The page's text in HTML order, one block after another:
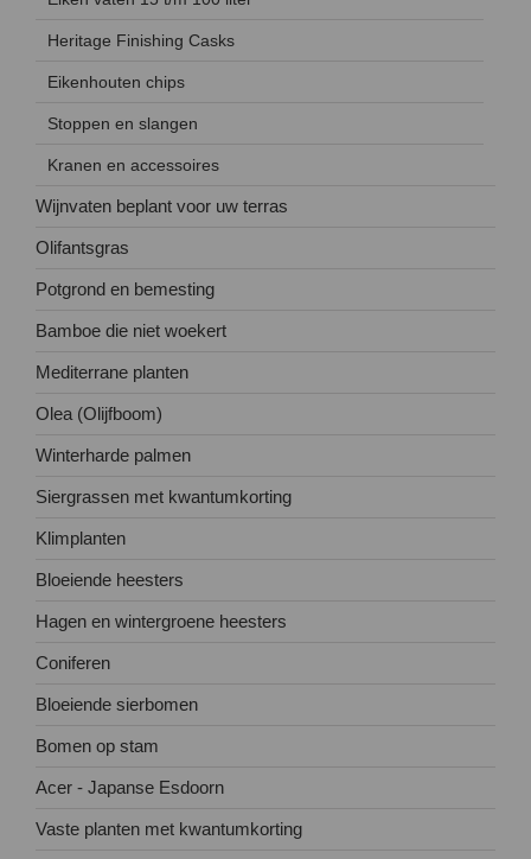
Heritage Finishing Casks
Eikenhouten chips
Stoppen en slangen
Kranen en accessoires
Wijnvaten beplant voor uw terras
Olifantsgras
Potgrond en bemesting
Bamboe die niet woekert
Mediterrane planten
Olea (Olijfboom)
Winterharde palmen
Siergrassen met kwantumkorting
Klimplanten
Bloeiende heesters
Hagen en wintergroene heesters
Coniferen
Bloeiende sierbomen
Bomen op stam
Acer - Japanse Esdoorn
Vaste planten met kwantumkorting